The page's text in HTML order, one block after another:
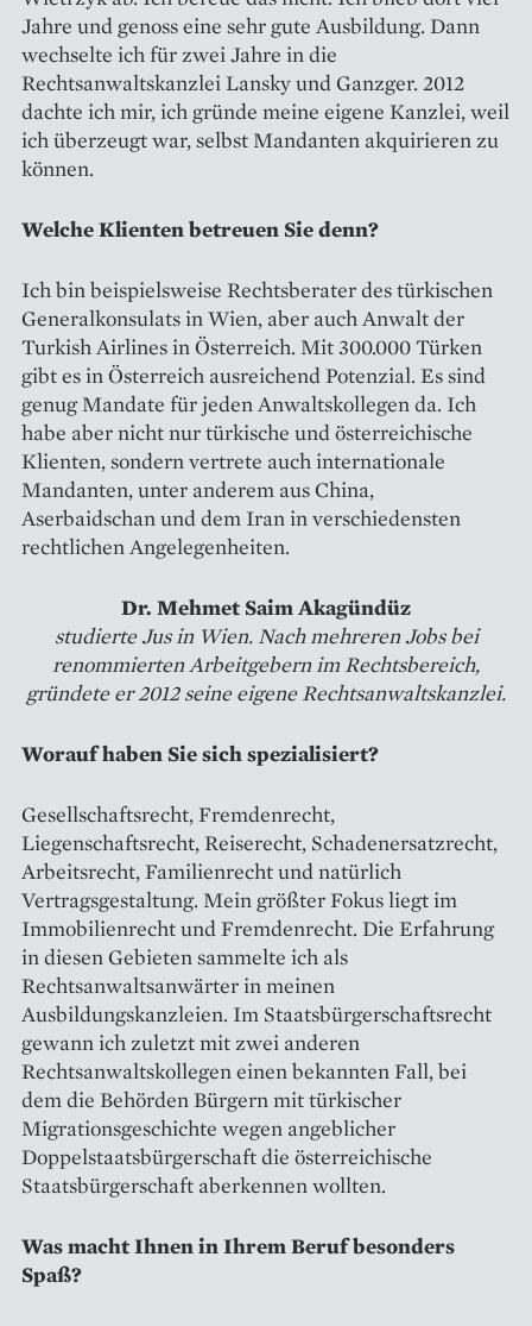
Jahre und genoss eine sehr gute Ausbildung. Dann
wechselte ich für zwei Jahre in die
Rechtsanwaltskanzlei Lansky und Ganzger. 2012
dachte ich mir, ich gründe meine eigene Kanzlei, weil
ich überzeugt war, selbst Mandanten akquirieren zu
können.
Welche Klienten betreuen Sie denn?
Ich bin beispielsweise Rechtsberater des türkischen
Generalkonsulats in Wien, aber auch Anwalt der
Turkish Airlines in Österreich. Mit 300.000 Türken
gibt es in Österreich ausreichend Potenzial. Es sind
genug Mandate für jeden Anwaltskollegen da. Ich
habe aber nicht nur türkische und österreichische
Klienten, sondern vertrete auch internationale
Mandanten, unter anderem aus China,
Aserbaidschan und dem Iran in verschiedensten
rechtlichen Angelegenheiten.
Dr. Mehmet Saim Akagündüz
studierte Jus in Wien. Nach mehreren Jobs bei
renommierten Arbeitgebern im Rechtsbereich,
gründete er 2012 seine eigene Rechtsanwaltskanzlei.
Worauf haben Sie sich spezialisiert?
Gesellschaftsrecht, Fremdenrecht,
Liegenschaftsrecht, Reiserecht, Schadenersatzrecht,
Arbeitsrecht, Familienrecht und natürlich
Vertragsgestaltung. Mein größter Fokus liegt im
Immobilienrecht und Fremdenrecht. Die Erfahrung
in diesen Gebieten sammelte ich als
Rechtsanwaltsanwärter in meinen
Ausbildungskanzleien. Im Staatsbürgerschaftsrecht
gewann ich zuletzt mit zwei anderen
Rechtsanwaltskollegen einen bekannten Fall, bei
dem die Behörden Bürgern mit türkischer
Migrationsgeschichte wegen angeblicher
Doppelstaatsbürgerschaft die österreichische
Staatsbürgerschaft aberkennen wollten.
Was macht Ihnen in Ihrem Beruf besonders
Spaß?